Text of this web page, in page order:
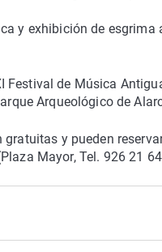
y exhibición de
de Música
Arqueológico de
y pueden
Mayor, Tel. 926 21